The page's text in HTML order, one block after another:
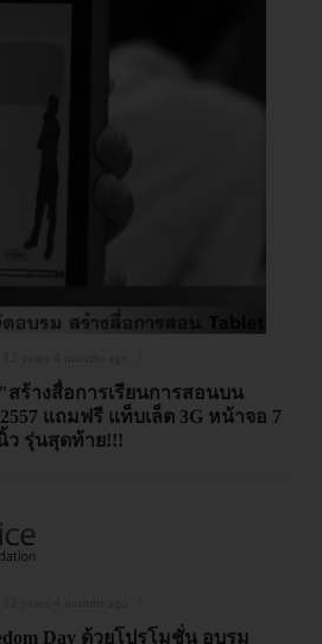
ร้างสื่อการเรียนการสอนบน
แถมฟรี แท็บเล็ต 3G หน้าจอ 7
ว รุ่นสุดท้าย!!!
Day ด้วยโปรโมชั่น อบรม